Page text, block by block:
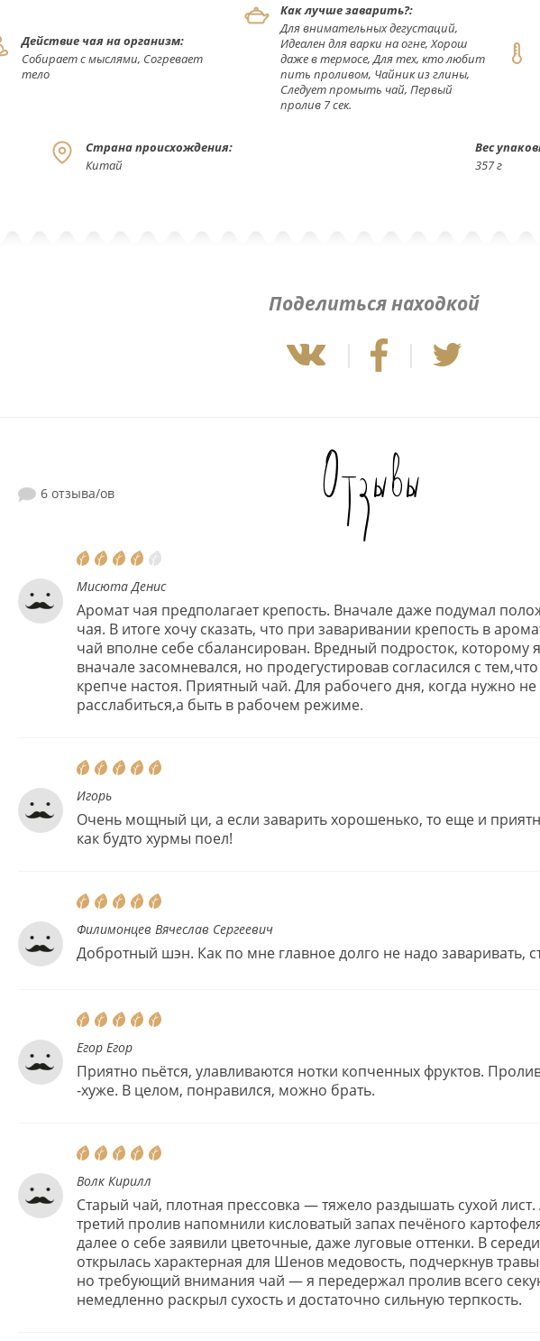
Действие чая на организм:
Собирает с мыслями, Согревает
тело
Как лучше заварить?:
Для внимательных дегустаций,
Идеален для варки на огне, Хорош
даже в термосе, Для тех, кто любит
пить проливом, Чайник из глины,
Следует промыть чай, Первый
пролив 7 сек.
Страна происхождения:
Китай
Вес
357 г
Поделиться находкой
6 отзыва/ов Отзывы
Мисюта Денис
Аромат чая предполагает крепость. Вначале даже подумал
чая. В итоге хочу сказать, что при заваривании крепость в
чай вполне себе сбалансирован. Вредный подросток, которому
вначале засомневался, но продегустировав согласился с
крепче настоя. Приятный чай. Для рабочего дня, когда нужно не
расслабиться,а быть в рабочем режиме.
Игорь
Очень мощный ци, а если заварить хорошенько, то еще и
как будто хурмы поел!
Филимонцев Вячеслав Сергеевич
Добротный шэн. Как по мне главное долго не надо заваривать,
Егор Егор
Приятно пьётся, улавливаются нотки копченных фруктов.
-хуже. В целом, понравился, можно брать.
Волк Кирилл
Старый чай, плотная прессовка — тяжело раздышать сухой
третий пролив напомнили кисловатый запах печёного
далее о себе заявили цветочные, даже луговые оттенки. В
открылась характерная для Шенов медовость, подчеркнув
но требующий внимания чай — я передержал пролив всего
немедленно раскрыл сухость и достаточно сильную терпкость.